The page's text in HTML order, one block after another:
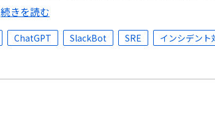
続きを読む
ChatGPT SlackBot SRE インシデント